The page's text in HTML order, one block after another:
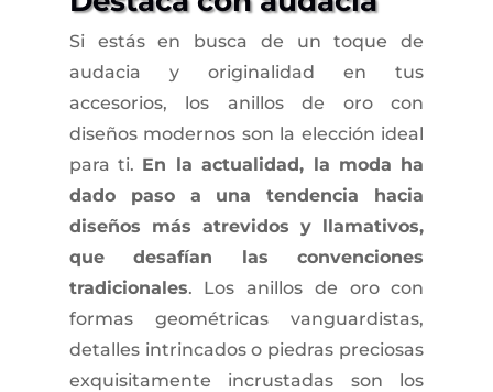
Si estás en busca de un toque de
audacia y originalidad en tus
accesorios, los anillos de oro con
diseños modernos son la elección ideal
para ti. En la actualidad, la moda ha
dado paso a una tendencia hacia
diseños más atrevidos y llamativos,
que desafían las convenciones
tradicionales. Los anillos de oro con
formas geométricas vanguardistas,
detalles intrincados o piedras preciosas
exquisitamente incrustadas son los